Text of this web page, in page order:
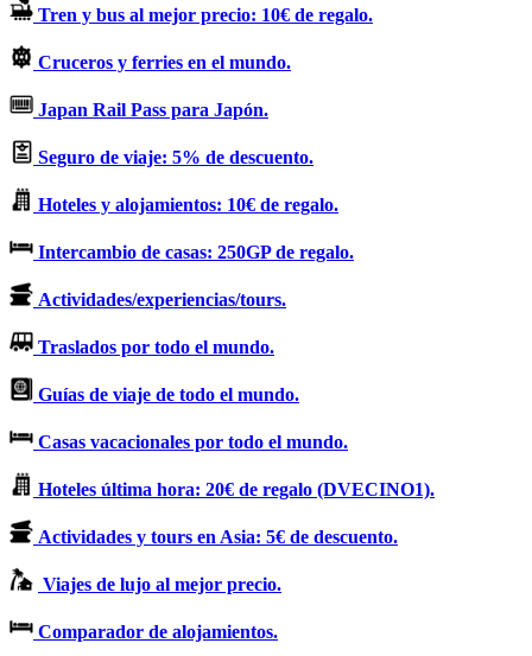
Tren y bus al mejor precio: 10€ de regalo.
Cruceros y ferries en el mundo.
Japan Rail Pass para Japón.
Seguro de viaje: 5% de descuento.
Hoteles y alojamientos: 10€ de regalo.
Intercambio de casas: 250GP de regalo.
Actividades/experiencias/tours.
Traslados por todo el mundo.
Guías de viaje de todo el mundo.
Casas vacacionales por todo el mundo.
Hoteles última hora: 20€ de regalo (DVECINO1).
Actividades y tours en Asia: 5€ de descuento.
Viajes de lujo al mejor precio.
Comparador de alojamientos.